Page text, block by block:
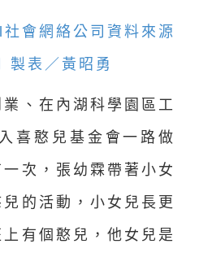
、在內湖科學園區工
喜憨兒基金會一路做
次，張幼霖帶著小女
的活動，小女兒長更
有個憨兒，他女兒是